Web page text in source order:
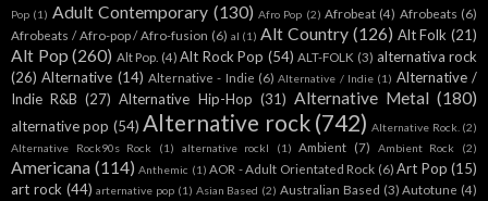
Pop (1) Adult Contemporary (130) Afro Pop (2) Afrobeat (4) Afrobeats (6)
Afrobeats / Afro-pop / Afro-fusion (6) al (1) Alt Country (126) Alt Folk (21)
Alt Pop (260) Alt Pop. (4) Alt Rock Pop (54) ALT-FOLK (3) alternativa rock
(26) Alternative (14) Alternative - Indie (6) Alternative / Indie (1) Alternative /
Indie R&B (27) Alternative Hip-Hop (31) Alternative Metal (180)
alternative pop (54) Alternative rock (742) Alternative Rock. (2)
Alternative Rock90s Rock
(1) alternative rockl (1) Ambient (7) Ambient Rock (2)
Americana (114) Anthemic (1) AOR - Adult Orientated Rock (6) Art Pop (15)
art rock (44) arternative pop (1) Asian Based (2) Australian Based (3) Autotune (4)